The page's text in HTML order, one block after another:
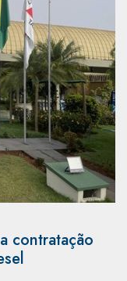
contratação